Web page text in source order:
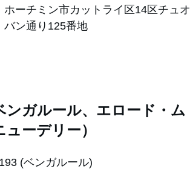
ホーチミン市カットライ区14区チュオ
バン通り125番地
ンガルール、エロード・ム
ーデリー）
(ベンガルール)